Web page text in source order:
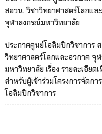
สอวน. วิชาวิทยาศาสตร์โลกแล
จุฬาลงกรณ์มหาวิทยาลัย
ประกาศศูนย์โอลิมปิกวิชาการ
วิทยาศาสตร์โลกและอวกาศ จุ
มหาวิทยาลัย เรื่อง รายละเอียด
สำหรับผู้เข้าร่วมโครงการจัดกา
โอลิมปิกวิชาการ